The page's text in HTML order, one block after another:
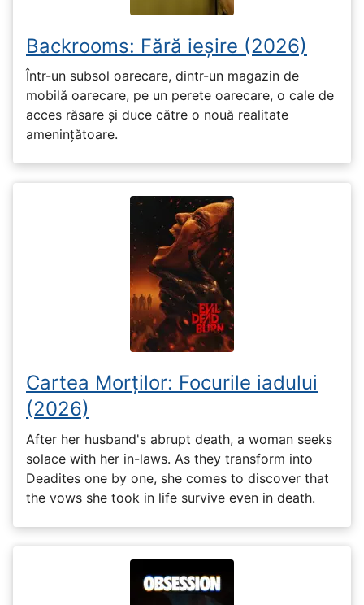
Backrooms: Fără ieșire (2026)
Într-un subsol oarecare, dintr-un magazin de
mobilă oarecare, pe un perete oarecare, o cale de
acces răsare și duce către o nouă realitate
amenințătoare.
Cartea Morților: Focurile iadului
(2026)
After her husband's abrupt death, a woman seeks
solace with her in-laws. As they transform into
Deadites one by one, she comes to discover that
the vows she took in life survive even in death.